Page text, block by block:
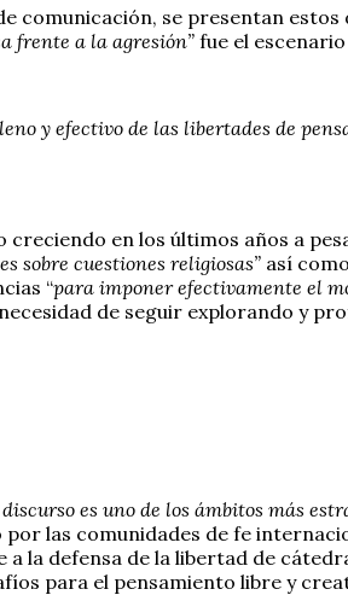
comunicación, se presentan
frente a la agresión” fue el
y efectivo de las libertades de
creciendo en los últimos años a
sobre cuestiones religiosas” así
“para imponer efectivamente el
de seguir explorando y
discurso es uno de los ámbitos más
las comunidades de fe
la defensa de la libertad de
para el pensamiento libre y